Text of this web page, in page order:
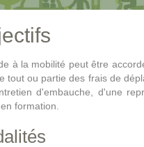
à la mobilité peut être
tout ou partie des frais de
d'embauche, d'une
formation.